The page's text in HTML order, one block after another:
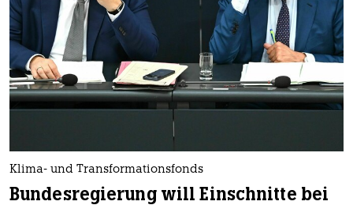
Klima- und Transformationsfonds
Bundesregierung will Einschnitte bei